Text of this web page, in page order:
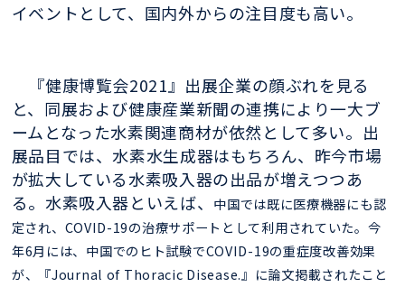
イベントとして、国内外からの注目度も高い。
『健康博覧会2021』出展企業の顔ぶれを見る
と、同展および健康産業新聞の連携により一大ブ
ームとなった水素関連商材が依然として多い。出
展品目では、水素水生成器はもちろん、昨今市場
が拡大している水素吸入器の出品が増えつつあ
る。水素吸入器といえば、
中国では既に医療機器にも認
定され、COVID-19の治療サポートとして利用されていた。 今
年6月には、中国でのヒト試験でCOVID-19の重症度改善効果
が、『Journal of Thoracic Disease.』に論文掲載されたこと